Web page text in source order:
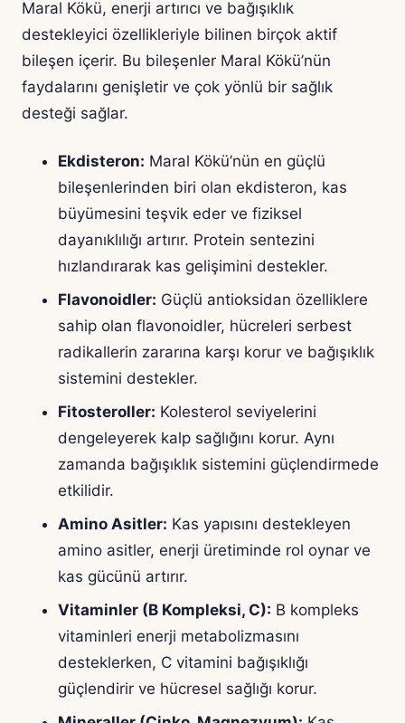
Maral Kökü, enerji artırıcı ve bağışıklık
destekleyici özellikleriyle bilinen birçok aktif
bileşen içerir. Bu bileşenler Maral Kökü’nün
faydalarını genişletir ve çok yönlü bir sağlık
desteği sağlar.
Ekdisteron: Maral Kökü’nün en güçlü
bileşenlerinden biri olan ekdisteron, kas
büyümesini teşvik eder ve fiziksel
dayanıklılığı artırır. Protein sentezini
hızlandırarak kas gelişimini destekler.
Flavonoidler: Güçlü antioksidan özelliklere
sahip olan flavonoidler, hücreleri serbest
radikallerin zararına karşı korur ve bağışıklık
sistemini destekler.
Fitosteroller: Kolesterol seviyelerini
dengeleyerek kalp sağlığını korur. Aynı
zamanda bağışıklık sistemini güçlendirmede
etkilidir.
Amino Asitler: Kas yapısını destekleyen
amino asitler, enerji üretiminde rol oynar ve
kas gücünü artırır.
Vitaminler (B Kompleksi, C): B kompleks
vitaminleri enerji metabolizmasını
desteklerken, C vitamini bağışıklığı
güçlendirir ve hücresel sağlığı korur.